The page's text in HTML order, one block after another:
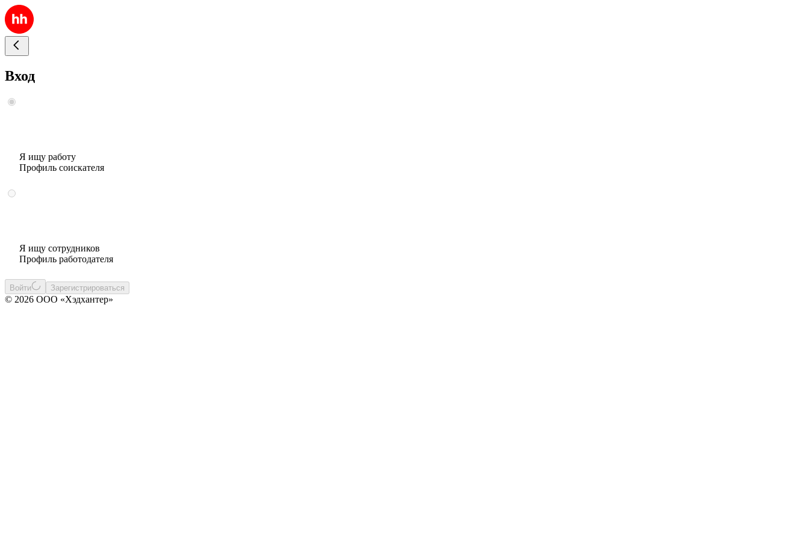
Вход
Я ищу работу
Профиль соискателя
Я ищу сотрудников
Профиль работодателя
Войти Зарегистрироваться
© 2026 ООО «Хэдхантер»